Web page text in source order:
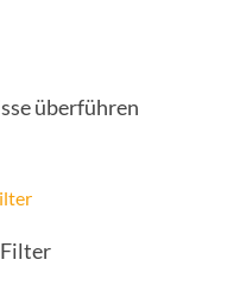
überführen
Filter